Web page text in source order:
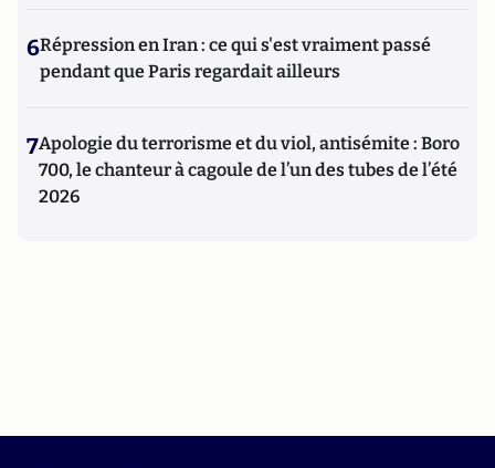
6Répression en Iran : ce qui s'est vraiment passé
pendant que Paris regardait ailleurs
7Apologie du terrorisme et du viol, antisémite : Boro
700, le chanteur à cagoule de l’un des tubes de l’été
2026